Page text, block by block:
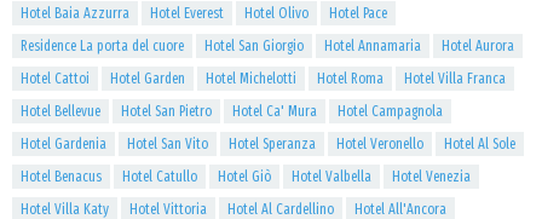
Hotel Baia Azzurra
Hotel Everest Hotel Olivo
Hotel Pace
Residence La porta del cuore
Hotel San Giorgio Hotel Annamaria
Hotel Aurora
Hotel Cattoi
Hotel Garden Hotel Michelotti Hotel Roma
Hotel Villa Franca
Hotel Bellevue
Hotel San Pietro Hotel Ca' Mura
Hotel Campagnola
Hotel Gardenia
Hotel San Vito Hotel Speranza Hotel Veronello
Hotel Al Sole
Hotel Benacus
Hotel Catullo Hotel Giò Hotel Valbella
Hotel Venezia
Hotel Villa Katy
Hotel Vittoria Hotel Al Cardellino
Hotel All'Ancora